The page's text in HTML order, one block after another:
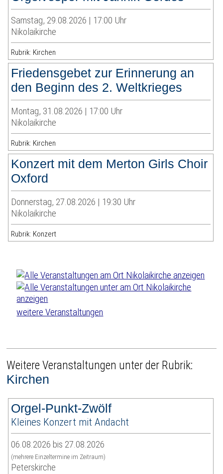
Samstag, 29.08.2026 | 17:00 Uhr
Nikolaikirche
Rubrik: Kirchen
Friedensgebet zur Erinnerung an
den Beginn des 2. Weltkrieges
Montag, 31.08.2026 | 17:00 Uhr
Nikolaikirche
Rubrik: Kirchen
Konzert mit dem Merton Girls Choir
Oxford
Donnerstag, 27.08.2026 | 19:30 Uhr
Nikolaikirche
Rubrik: Konzert
weitere Veranstaltungen
Weitere Veranstaltungen unter der Rubrik:
Kirchen
Orgel-Punkt-Zwölf
Kleines Konzert mit Andacht
06.08.2026 bis 27.08.2026
(mehrere Einzeltermine im Zeitraum)
Peterskirche